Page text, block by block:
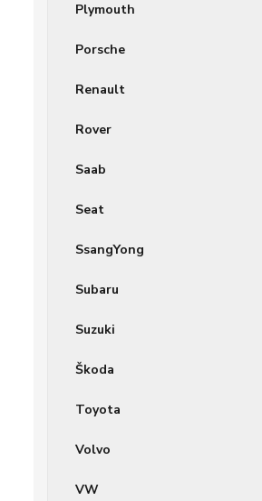
Plymouth
Porsche
Renault
Rover
Saab
Seat
SsangYong
Subaru
Suzuki
Škoda
Toyota
Volvo
VW